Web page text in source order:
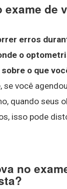
exame de
erros
o
o que
se você
quando seus
isso pode
no